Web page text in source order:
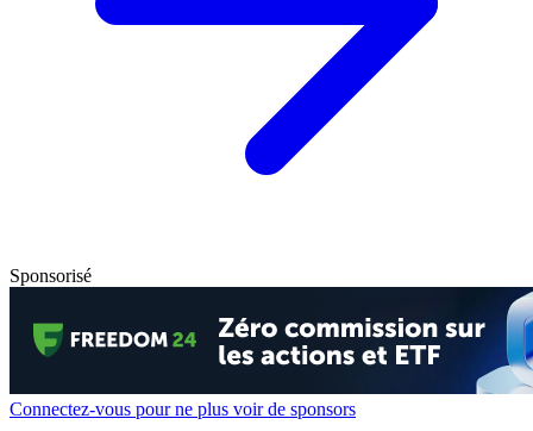
Sponsorisé
Connectez-vous pour ne plus voir de sponsors